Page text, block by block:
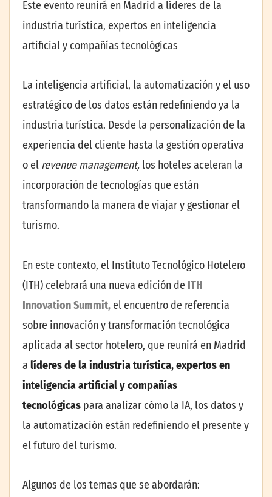
Este evento reunirá en Madrid a líderes de la
industria turística, expertos en inteligencia
artificial y compañías tecnológicas
La inteligencia artificial, la automatización y el uso
estratégico de los datos están redefiniendo ya la
industria turística. Desde la personalización de la
experiencia del cliente hasta la gestión operativa
o el revenue management, los hoteles aceleran la
incorporación de tecnologías que están
transformando la manera de viajar y gestionar el
turismo.
En este contexto, el Instituto Tecnológico Hotelero
(ITH) celebrará una nueva edición de ITH
Innovation Summit, el encuentro de referencia
sobre innovación y transformación tecnológica
aplicada al sector hotelero, que reunirá en Madrid
a líderes de la industria turística, expertos en
inteligencia artificial y compañías
tecnológicas para analizar cómo la IA, los datos y
la automatización están redefiniendo el presente y
el futuro del turismo.
Algunos de los temas que se abordarán: